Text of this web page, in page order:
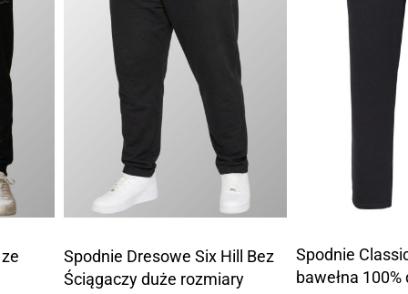
Spodnie Dresowe Six Hill Bez
Ściągaczy duże rozmiary
Spodnie
bawełna 100%